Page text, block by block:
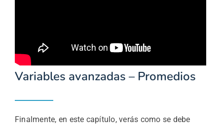
Variables avanzadas – Promedios
Finalmente, en este capítulo, verás como se debe